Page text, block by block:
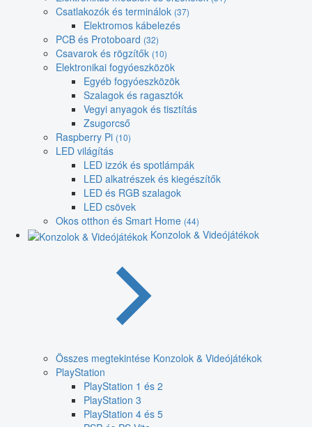
Csatlakozók és terminálok (37)
Elektromos kábelezés
PCB és Protoboard (32)
Csavarok és rögzítők (10)
Elektronikai fogyóeszközök
Egyéb fogyóeszközök
Szalagok és ragasztók
Vegyi anyagok és tisztítás
Zsugorcső
Raspberry Pi (10)
LED világítás
LED izzók és spotlámpák
LED alkatrészek és kiegészítők
LED és RGB szalagok
LED csövek
Okos otthon és Smart Home (44)
Konzolok & Videójátékok
Összes megtekintése Konzolok & Videójátékok
PlayStation
PlayStation 1 és 2
PlayStation 3
PlayStation 4 és 5